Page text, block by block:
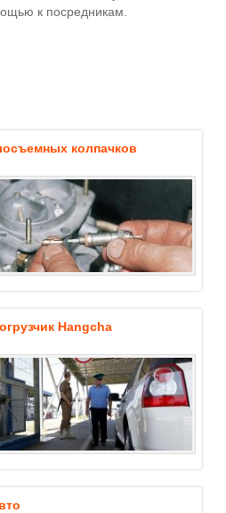
к посредникам.
колпачков
Hangcha